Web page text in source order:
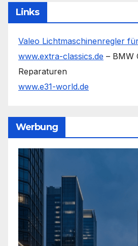
Links
Valeo Lichtmaschinenregler
www.extra-classics.de – BMW
Reparaturen
www.e31-world.de
Werbung